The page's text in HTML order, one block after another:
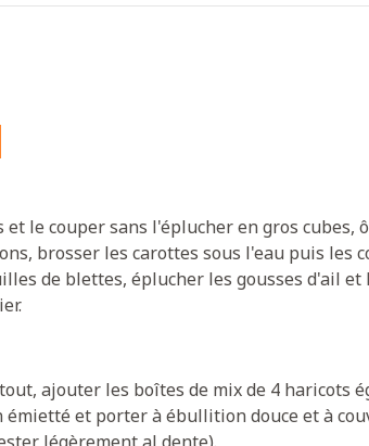
le couper sans l'éplucher en gros cubes,
brosser les carottes sous l'eau puis les
de blettes, éplucher les gousses d'ail et
ajouter les boîtes de mix de 4 haricots
et porter à ébullition douce et à